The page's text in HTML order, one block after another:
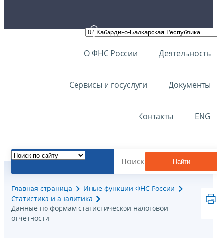
О ФНС России Деятельность
Сервисы и госуслуги Документы
Контакты ENG
Найти
Главная страница
Иные функции ФНС России
Статистика и аналитика
Данные по формам статистической налоговой
отчётности